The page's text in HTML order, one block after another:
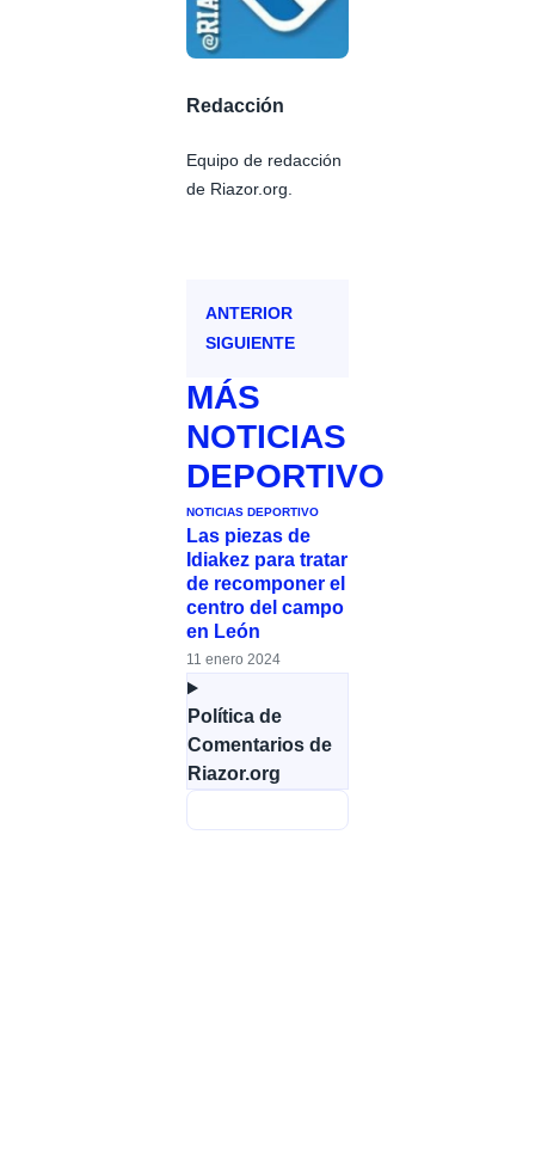
Redacción
Equipo de redacción
de Riazor.org.
ANTERIOR
SIGUIENTE
MÁS
NOTICIAS
DEPORTIVO
NOTICIAS DEPORTIVO
Las piezas de
Idiakez para tratar
de recomponer el
centro del campo
en León
11 enero 2024
Política de
Comentarios de
Riazor.org